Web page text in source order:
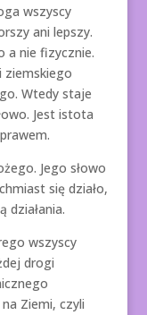
wszyscy
ani lepszy.
a nie fizycznie.
ziemskiego
Wtedy staje
Jest istota
Jego słowo
się działo,
działania.
wszyscy
drogi
Ziemi, czyli